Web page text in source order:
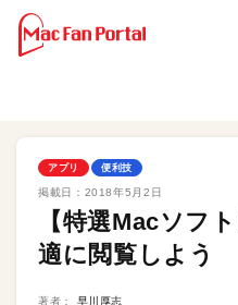
アプリ 便利技
掲載日： 2018年5月2日
【特選Macソフ
適に閲覧しよう
著者： 早川厚志